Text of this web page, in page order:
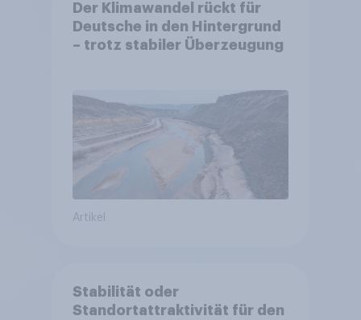
Der Klimawandel rückt für
Deutsche in den Hintergrund
– trotz stabiler Überzeugung
Artikel
Stabilität oder
Standortattraktivität für den